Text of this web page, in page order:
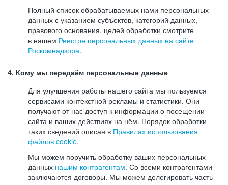
Полный список обрабатываемых нами персональных
данных с указанием субъектов, категорий данных,
правового основания, целей обработки смотрите
в нашем Реестре персональных данных на сайте
Роскомнадзора.
4. Кому мы передаём персональные данные
Для улучшения работы нашего сайта мы пользуемся
сервисами контекстной рекламы и статистики. Они
получают от нас доступ к информации о посещении
сайта и ваших действиях на нём. Порядок обработки
таких сведений описан в Правилах использования
файлов cookie.
Мы можем поручить обработку ваших персональных
данных нашим контрагентам. Со всеми контрагентами
заключаются договоры. Мы можем делегировать часть